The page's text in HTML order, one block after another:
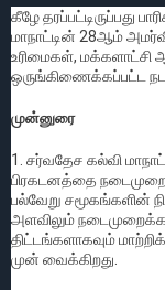
கீழே தரப்பட்டிருப்பது
மாநாட்டின் 28ஆம்
உரிமைகள், மக்களாட்சி
ஒருங்கிணைக்கப்பட்ட
முன்னுரை
1. சர்வதேச கல்வி
பிரகடனத்தை
பல்வேறு சமூகங்களின்
அளவிலும்
திட்டங்களாகவும்
முன் வைக்கிறது.